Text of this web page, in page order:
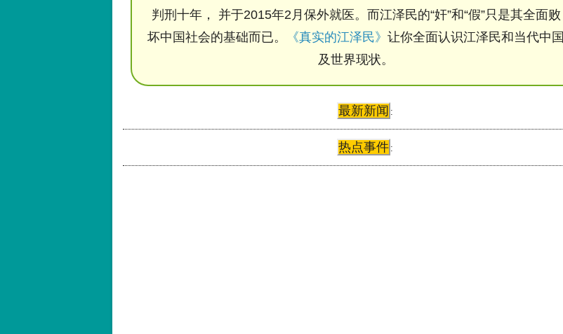
判刑十年， 并于2015年2月保外就医。而江泽民的“奸”和“假”只是其全面败
坏中国社会的基础而已。
《真实的江泽民》 让你全面认识江泽民和当代中国
及世界现状。
最新新闻 :
热点事件 :